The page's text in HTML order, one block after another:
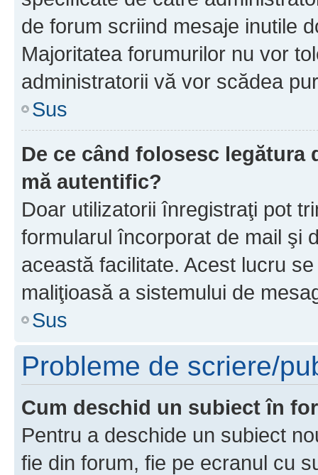
de forum scriind mesaje inutile
Majoritatea forumurilor nu vor
administratorii vă vor scădea
Sus
De ce când folosesc
mă autentific?
Doar utilizatorii înregistraţi pot
formularul încorporat de mail şi
această facilitate. Acest lucru
maliţioasă a sistemului de
Sus
Probleme de scriere/
Cum deschid un subiect în
Pentru a deschide un subiect
fie din forum, fie pe ecranul cu